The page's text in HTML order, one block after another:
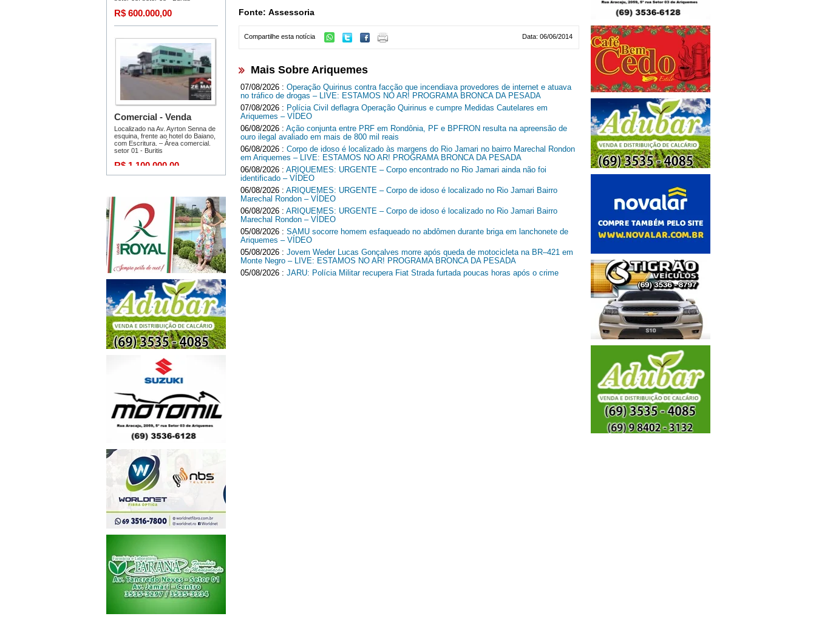
Fonte: Assessoria
Data: 06/06/2014
Compartilhe esta notícia
Mais Sobre Ariquemes
07/08/2026 : Operação Quirinus contra facção que incendiava provedores de internet e atuava
no tráfico de drogas – LIVE: ESTAMOS NO AR! PROGRAMA BRONCA DA PESADA
07/08/2026 : Polícia Civil deflagra Operação Quirinus e cumpre Medidas Cautelares em
Ariquemes – VÍDEO
06/08/2026 : Ação conjunta entre PRF em Rondônia, PF e BPFRON resulta na apreensão de
ouro ilegal avaliado em mais de 800 mil reais
06/08/2026 : Corpo de idoso é localizado às margens do Rio Jamari no bairro Marechal Rondon
em Ariquemes – LIVE: ESTAMOS NO AR! PROGRAMA BRONCA DA PESADA
06/08/2026 : ARIQUEMES: URGENTE – Corpo encontrado no Rio Jamari ainda não foi
identificado – VÍDEO
06/08/2026 : ARIQUEMES: URGENTE – Corpo de idoso é localizado no Rio Jamari Bairro
Marechal Rondon – VÍDEO
06/08/2026 : ARIQUEMES: URGENTE – Corpo de idoso é localizado no Rio Jamari Bairro
Marechal Rondon – VÍDEO
05/08/2026 : SAMU socorre homem esfaqueado no abdômen durante briga em lanchonete de
Ariquemes – VÍDEO
05/08/2026 : Jovem Weder Lucas Gonçalves morre após queda de motocicleta na BR–421 em
Monte Negro – LIVE: ESTAMOS NO AR! PROGRAMA BRONCA DA PESADA
05/08/2026 : JARU: Polícia Militar recupera Fiat Strada furtada poucas horas após o crime